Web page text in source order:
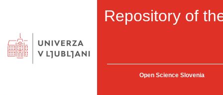
Repository of
Open Science Slovenia